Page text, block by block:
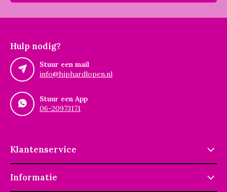
Hulp nodig?
Stuur een mail
info@hiphardlopen.nl
Stuur een App
06-20973171
Klantenservice
Informatie